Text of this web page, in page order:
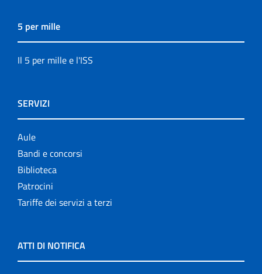
5 per mille
Il 5 per mille e l'ISS
SERVIZI
Aule
Bandi e concorsi
Biblioteca
Patrocini
Tariffe dei servizi a terzi
ATTI DI NOTIFICA